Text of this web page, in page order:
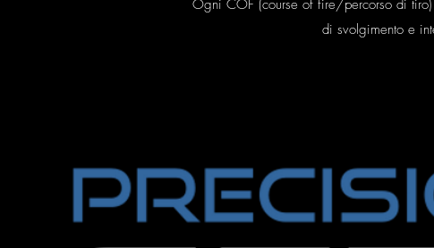
Ogni COF (course of fire/percorso di tiro)
di svolgimento e